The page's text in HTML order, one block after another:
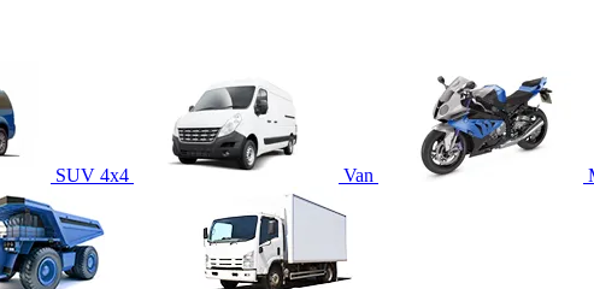
SUV 4x4 Van